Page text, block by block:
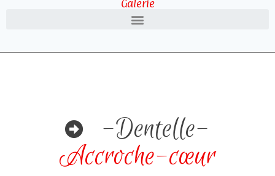
Galerie
-Dentelle-
Accroche-cœur